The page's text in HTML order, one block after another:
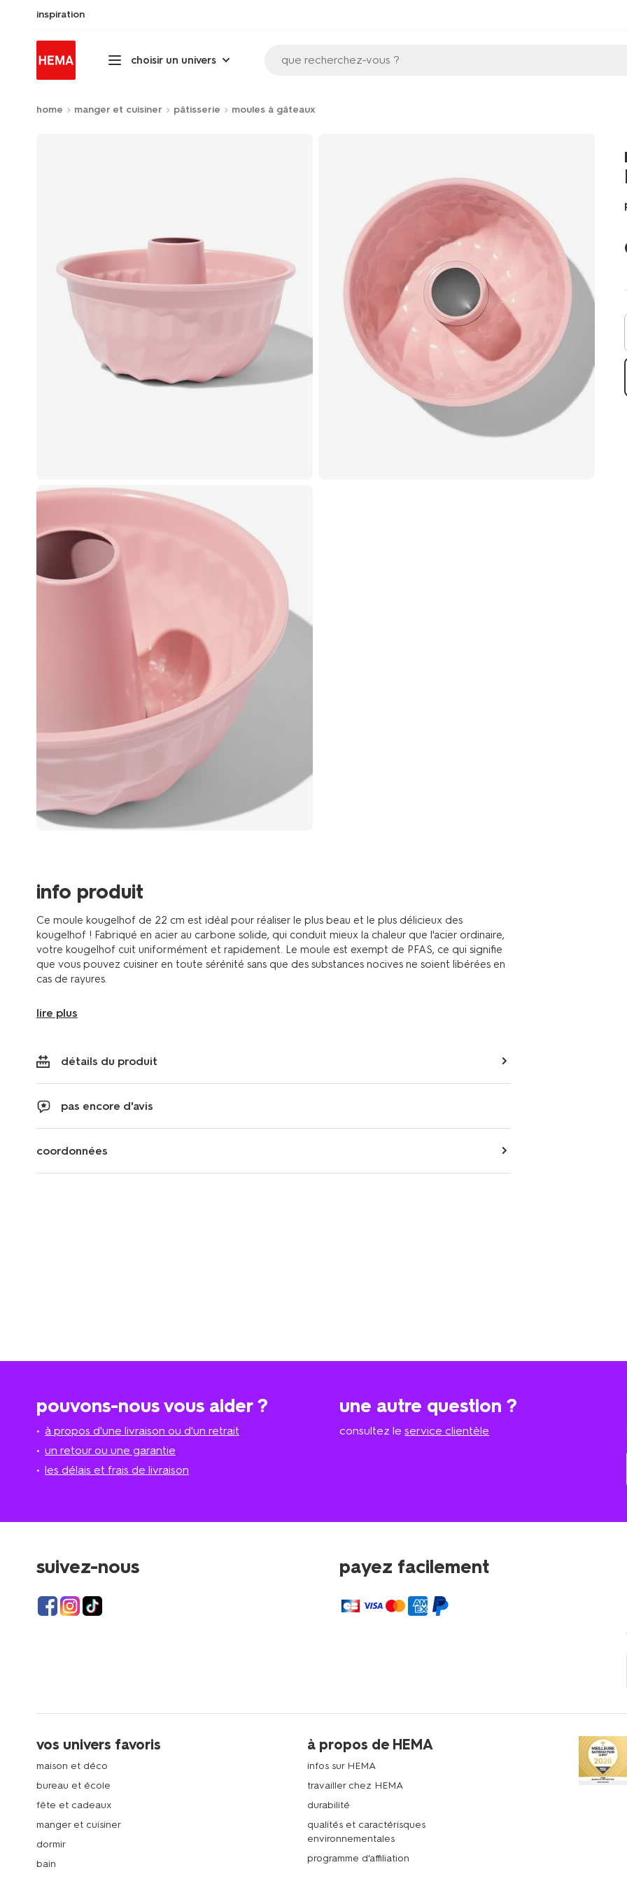
inspiration
choisir un univers que recherchez-vous ?
home manger et cuisiner pâtisserie moules à gâteaux
info produit
Ce moule kougelhof de 22 cm est idéal pour réaliser le plus beau et le plus délicieux des
kougelhof ! Fabriqué en acier au carbone solide, qui conduit mieux la chaleur que l'acier ordinaire,
votre kougelhof cuit uniformément et rapidement. Le moule est exempt de PFAS, ce qui signifie
que vous pouvez cuisiner en toute sérénité sans que des substances nocives ne soient libérées en
cas de rayures.
lire plus
détails du produit
pas encore d'avis
coordonnées
pouvons-nous vous aider ?
à propos d'une livraison ou d'un retrait
un retour ou une garantie
les délais et frais de livraison
une autre question ?
consultez leservice clientèle
suivez-nous payez facilement
vos univers favoris
maison et déco
bureau et école
fête et cadeaux
manger et cuisiner
dormir
bain
à propos de HEMA
infos sur HEMA
travailler chez HEMA
durabilité
qualités et caractérisques
environnementales
programme d'affiliation